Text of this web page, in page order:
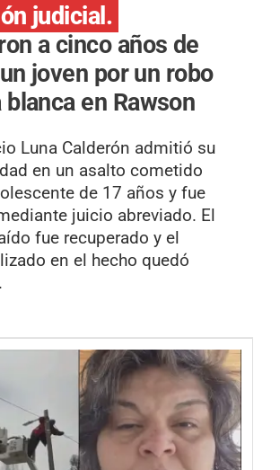
judicial.
a cinco años de
joven por un robo
en Rawson
Luna Calderón admitió su
en un asalto cometido
de 17 años y fue
juicio abreviado. El
fue recuperado y el
en el hecho quedó